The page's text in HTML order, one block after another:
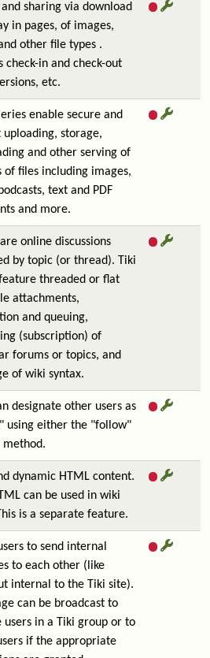
sharing via download
in pages, of images,
other file types .
check-in and check-out
etc.
enable secure and
storage,
and other serving of
of files including images,
text and PDF
and more.
online discussions
by topic (or thread). Tiki
threaded or flat
attachments,
and queuing,
(subscription) of
forums or topics, and
of wiki syntax.
designate other users as
using either the "follow"
dynamic HTML content.
can be used in wiki
is a separate feature.
to send internal
to each other (like
internal to the Tiki site).
can be broadcast to
users in a Tiki group or to
if the appropriate